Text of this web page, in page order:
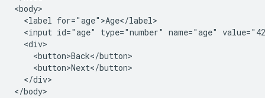
<body>
  <label for="age">Age</label>
<input id="age" type="number" name="age"
  <div>
    <button>Back</button>
    <button>Next</button>
  </div>
</body>